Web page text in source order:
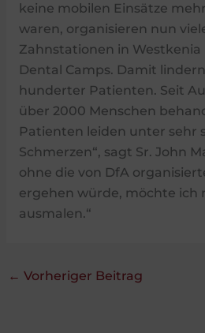
keine mobilen Einsätze
waren, organisieren nun
Zahnstationen in
Dental Camps. Damit
hunderter Patienten. Seit
über 2000 Menschen
Patienten leiden unter sehr
Schmerzen“, sagt Sr. John
ohne die von DfA
ergehen würde, möchte ich
ausmalen.“
← Vorheriger Beitrag